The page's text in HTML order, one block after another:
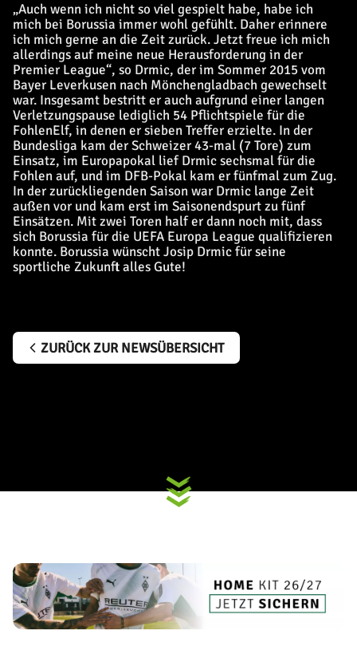
„Auch wenn ich nicht so viel gespielt habe, habe ich
mich bei Borussia immer wohl gefühlt. Daher erinnere
ich mich gerne an die Zeit zurück. Jetzt freue ich mich
allerdings auf meine neue Herausforderung in der
Premier League“, so Drmic, der im Sommer 2015 vom
Bayer Leverkusen nach Mönchengladbach gewechselt
war. Insgesamt bestritt er auch aufgrund einer langen
Verletzungspause lediglich 54 Pflichtspiele für die
FohlenElf, in denen er sieben Treffer erzielte. In der
Bundesliga kam der Schweizer 43-mal (7 Tore) zum
Einsatz, im Europapokal lief Drmic sechsmal für die
Fohlen auf, und im DFB-Pokal kam er fünfmal zum Zug.
In der zurückliegenden Saison war Drmic lange Zeit
außen vor und kam erst im Saisonendspurt zu fünf
Einsätzen. Mit zwei Toren half er dann noch mit, dass
sich Borussia für die UEFA Europa League qualifizieren
konnte. Borussia wünscht Josip Drmic für seine
sportliche Zukunft alles Gute!
ZURÜCK ZUR NEWSÜBERSICHT